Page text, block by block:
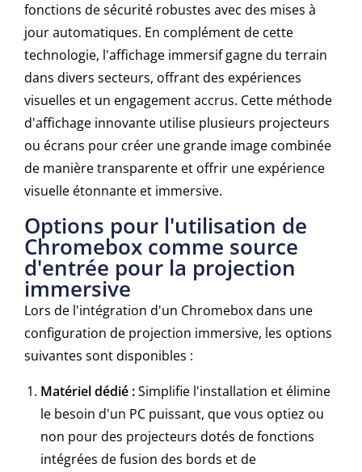
fonctions de sécurité robustes avec des mises à
jour automatiques. En complément de cette
technologie, l'affichage immersif gagne du terrain
dans divers secteurs, offrant des expériences
visuelles et un engagement accrus. Cette méthode
d'affichage innovante utilise plusieurs projecteurs
ou écrans pour créer une grande image combinée
de manière transparente et offrir une expérience
visuelle étonnante et immersive.
Options pour l'utilisation de
Chromebox comme source
d'entrée pour la projection
immersive
Lors de l'intégration d'un Chromebox dans une
configuration de projection immersive, les options
suivantes sont disponibles :
Matériel dédié :Simplifie l'installation et élimine
le besoin d'un PC puissant, que vous optiez ou
non pour des projecteurs dotés de fonctions
intégrées de fusion des bords et de